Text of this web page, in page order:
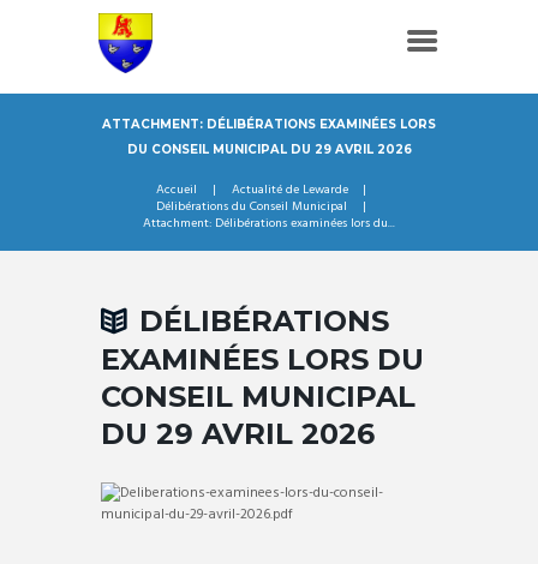
ATTACHMENT: DÉLIBÉRATIONS EXAMINÉES LORS
DU CONSEIL MUNICIPAL DU 29 AVRIL 2026
Accueil
Actualité de Lewarde
Délibérations du Conseil Municipal
Attachment: Délibérations examinées lors du...
DÉLIBÉRATIONS
EXAMINÉES LORS DU
CONSEIL MUNICIPAL
DU 29 AVRIL 2026